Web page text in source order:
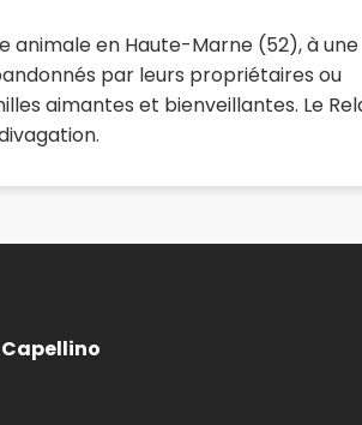
animale en Haute-Marne (52), à une
par leurs propriétaires ou
aimantes et bienveillantes. Le